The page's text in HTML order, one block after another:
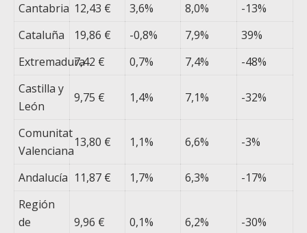
Cantabria 12,43 € 3,6% 8,0%
-13%
Cataluña
19,86 € -0,8% 7,9%
39%
Extremadura7,42 € 0,7% 7,4%
-48%
Castilla y
León
9,75 € 1,4% 7,1% -32%
Comunitat
Valenciana
13,80 € 1,1% 6,6% -3%
Andalucía 11,87 € 1,7% 6,3%
-17%
Región
de
9,96 € 0,1% 6,2% -30%